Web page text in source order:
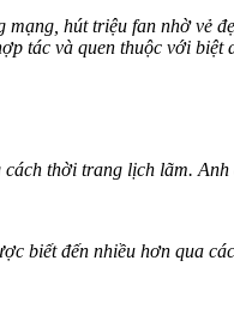
hút triệu fan nhờ
tác và quen thuộc với
thời trang lịch lãm.
biết đến nhiều hơn qua